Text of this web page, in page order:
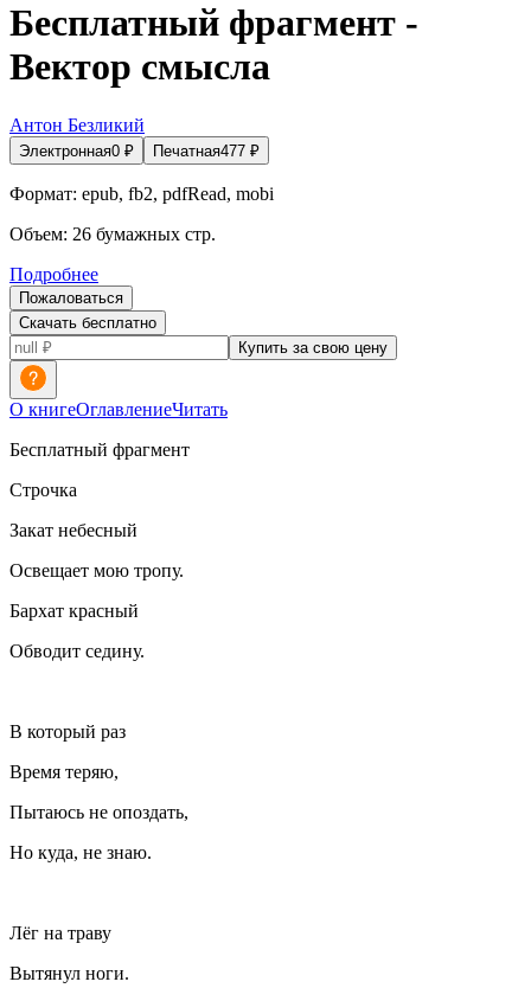
Бесплатный фрагмент -
Вектор смысла
Антон Безликий
Электронная0 ₽ Печатная477 ₽
Формат: epub, fb2, pdfRead, mobi
Объем: 26 бумажных стр.
Подробнее
Пожаловаться
Скачать бесплатно
Купить за свою цену
О книгеОглавлениеЧитать
Бесплатный фрагмент
Строчка
Закат небесный
Освещает мою тропу.
Бархат красный
Обводит седину.
В который раз
Время теряю,
Пытаюсь не опоздать,
Но куда, не знаю.
Лёг на траву
Вытянул ноги.